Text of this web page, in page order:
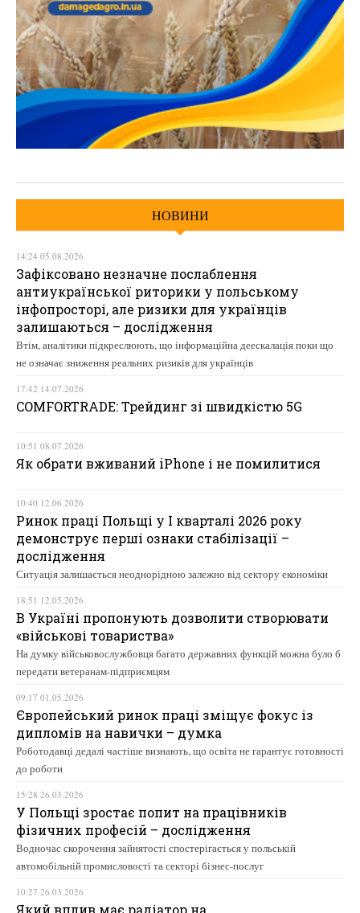
НОВИНИ
14:24 05.08.2026
Зафіксовано незначне послаблення
антиукраїнської риторики у польському
інфопросторі, але ризики для українців
залишаються – дослідження
Втім, аналітики підкреслюють, що інформаційна деескалація поки що
не означає зниження реальних ризиків для українців
17:42 14.07.2026
COMFORTRADE: Трейдинг зі швидкістю 5G
10:51 08.07.2026
Як обрати вживаний iPhone і не помилитися
10:40 12.06.2026
Ринок праці Польщі у І кварталі 2026 року
демонструє перші ознаки стабілізації –
дослідження
Ситуація залишається неоднорідною залежно від сектору економіки
18:51 12.05.2026
В Україні пропонують дозволити створювати
«військові товариства»
На думку військовослужбовця багато державних функцій можна було б
передати ветеранам-підприємцям
09:17 01.05.2026
Європейський ринок праці зміщує фокус із
дипломів на навички – думка
Роботодавці дедалі частіше визнають, що освіта не гарантує готовності
до роботи
15:28 26.03.2026
У Польщі зростає попит на працівників
фізичних професій – дослідження
Водночас скорочення зайнятості спостерігається у польській
автомобільній промисловості та секторі бізнес-послуг
10:27 26.03.2026
Який вплив має радіатор на